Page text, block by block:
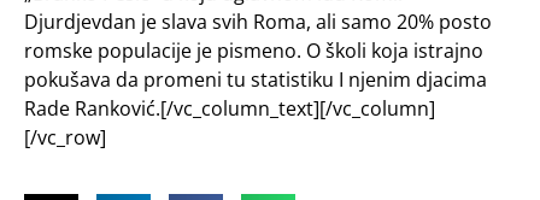
Djurdjevdan je slava svih Roma, ali samo 20% posto
romske populacije je pismeno. O školi koja istrajno
pokušava da promeni tu statistiku I njenim djacima
Rade Ranković.[/vc_column_text][/vc_column]
[/vc_row]